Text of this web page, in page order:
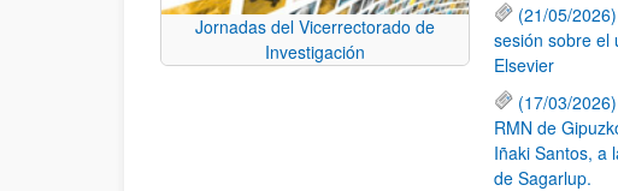
Jornadas del Vicerrectorado de
Investigación
(21/05/
sesión sobre el
Elsevier
(17/03/
RMN de
Iñaki Santos, a
de Sagarlup.